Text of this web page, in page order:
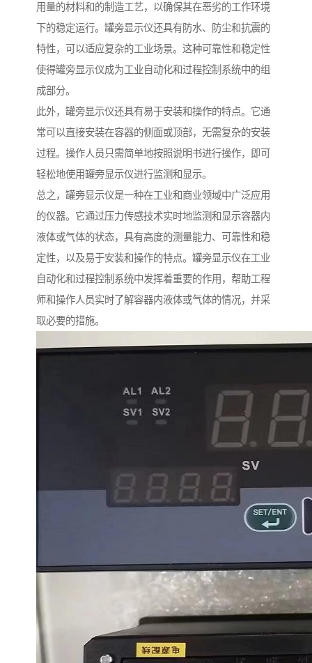
用量的材料和的制造工艺，以确保其在恶劣的工作环境
下的稳定运行。罐旁显示仪还具有防水、防尘和抗震的
特性，可以适应复杂的工业场景。这种可靠性和稳定性
使得罐旁显示仪成为工业自动化和过程控制系统中的组
成部分。
此外，罐旁显示仪还具有易于安装和操作的特点。它通
常可以直接安装在容器的侧面或顶部，无需复杂的安装
过程。操作人员只需简单地按照说明书进行操作，即可
轻松地使用罐旁显示仪进行监测和显示。
总之，罐旁显示仪是一种在工业和商业领域中广泛应用
的仪器。它通过压力传感技术实时地监测和显示容器内
液体或气体的状态，具有高度的测量能力、可靠性和稳
定性，以及易于安装和操作的特点。罐旁显示仪在工业
自动化和过程控制系统中发挥着重要的作用，帮助工程
师和操作人员实时了解容器内液体或气体的情况，并采
取必要的措施。